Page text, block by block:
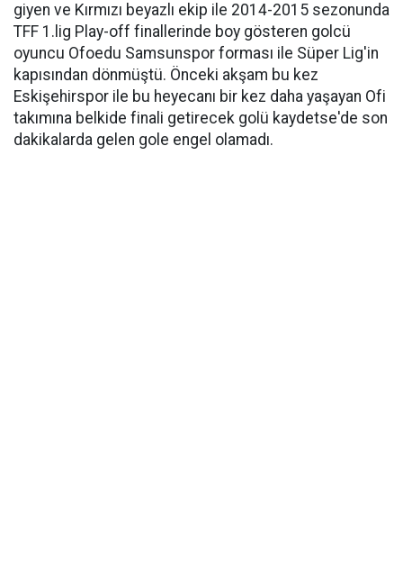
giyen ve Kırmızı beyazlı ekip ile 2014-2015 sezonunda
TFF 1.lig Play-off finallerinde boy gösteren golcü
oyuncu Ofoedu Samsunspor forması ile Süper Lig'in
kapısından dönmüştü. Önceki akşam bu kez
Eskişehirspor ile bu heyecanı bir kez daha yaşayan Ofi
takımına belkide finali getirecek golü kaydetse'de son
dakikalarda gelen gole engel olamadı.